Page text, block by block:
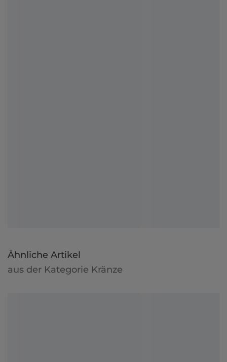
Ähnliche Artikel
aus der Kategorie Kränze